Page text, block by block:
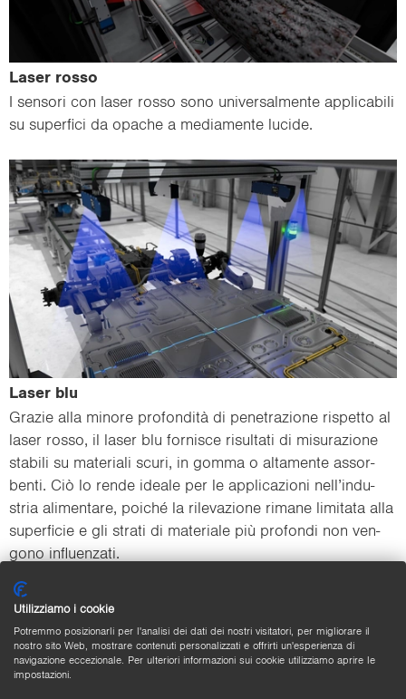
Laser rosso
I sen­so­ri con laser rosso sono uni­ver­sal­men­te ap­pli­ca­bi­li
su su­per­fi­ci da opa­che a me­dia­men­te lu­ci­de.
Laser blu
Gra­zie alla mi­no­re profondità di pe­ne­tra­zio­ne ri­spet­to al
laser rosso, il laser blu for­ni­sce ri­sul­ta­ti di mi­su­ra­zio­ne
sta­bi­li su ma­te­ria­li scuri, in gomma o al­ta­men­te as­sor­
ben­ti. Ciò lo rende idea­le per le ap­pli­ca­zio­ni nell’in­du­
stria ali­men­ta­re, poiché la ri­le­va­zio­ne ri­ma­ne li­mi­ta­ta alla
su­per­fi­cie e gli stra­ti di ma­te­ria­le più pro­fon­di non ven­
go­no in­fluen­za­ti.
Utilizziamo i cookie
Potremmo posizionarli per l'analisi dei dati dei nostri visitatori, per migliorare il
nostro sito Web, mostrare contenuti personalizzati e offrirti un'esperienza di
navigazione eccezionale. Per ulteriori informazioni sui cookie utilizziamo aprire le
impostazioni.